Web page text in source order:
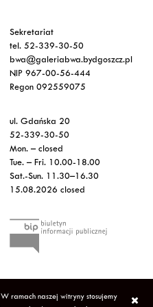
Sekretariat
tel. 52-339-30-50
bwa@galeriabwa.bydgoszcz.pl
NIP 967-00-56-444
Regon 092559075
ul. Gdańska 20
52-339-30-50
Mon. – closed
Tue. – Fri. 10.00-18.00
Sat.-Sun. 11.30–16.30
15.08.2026 closed
W ramach naszej witryny stosujemy